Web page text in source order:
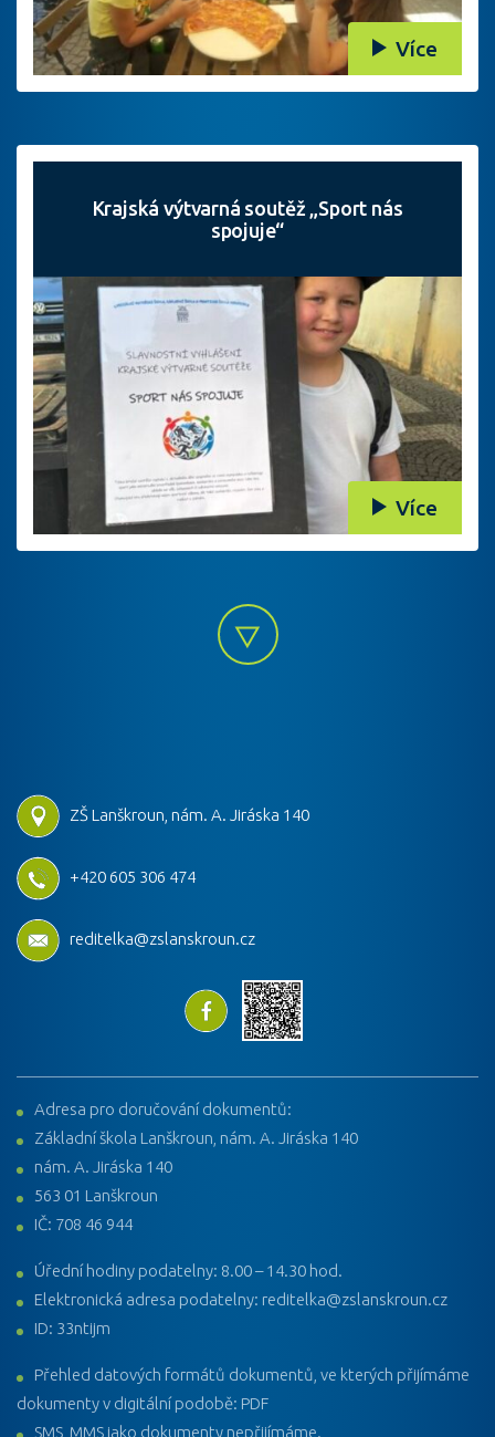
Více
Krajská výtvarná soutěž „Sport nás
spojuje“
Více
ZŠ Lanškroun, nám. A. Jiráska 140
+420 605 306 474
reditelka@zslanskroun.cz
Adresa pro doručování dokumentů:
Základní škola Lanškroun, nám. A. Jiráska 140
nám. A. Jiráska 140
563 01 Lanškroun
IČ: 708 46 944
Úřední hodiny podatelny: 8.00 – 14.30 hod.
Elektronická adresa podatelny: reditelka@zslanskroun.cz
ID: 33ntijm
Přehled datových formátů dokumentů, ve kterých přijímáme
dokumenty v digitální podobě: PDF
SMS, MMS jako dokumenty nepřijímáme.